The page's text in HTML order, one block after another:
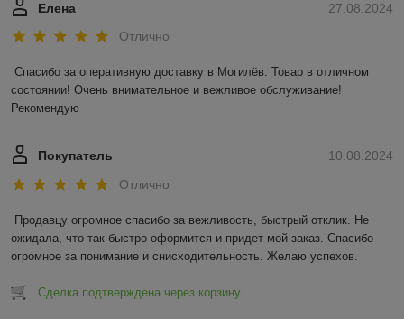
27.08.2024
Елена
Отлично
Спасибо за оперативную доставку в Могилёв. Товар в отличном
состоянии! Очень внимательное и вежливое обслуживание!
Рекомендую
10.08.2024
Покупатель
Отлично
Продавцу огромное спасибо за вежливость, быстрый отклик. Не
ожидала, что так быстро оформится и придет мой заказ. Спасибо
огромное за понимание и снисходительность. Желаю успехов.
Сделка подтверждена через корзину